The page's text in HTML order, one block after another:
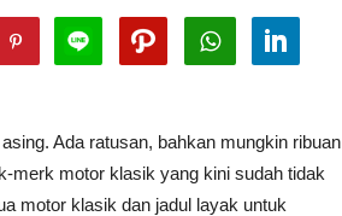
Ada ratusan, bahkan mungkin ribuan
merk motor klasik yang kini sudah tidak
motor klasik dan jadul layak untuk